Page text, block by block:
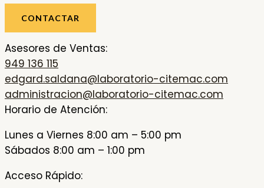
CONTACTAR
Asesores de Ventas:
949 136 115
edgard.saldana@laboratorio-citemac.com
administracion@laboratorio-citemac.com
Horario de Atención:
Lunes a Viernes 8:00 am – 5:00 pm
Sábados 8:00 am – 1:00 pm
Acceso Rápido: